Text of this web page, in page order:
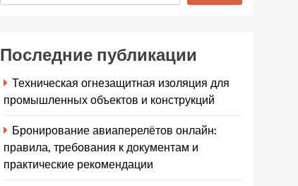
Последние публикации
Техническая огнезащитная изоляция для
промышленных объектов и конструкций
Бронирование авиаперелётов онлайн:
правила, требования к документам и
практические рекомендации